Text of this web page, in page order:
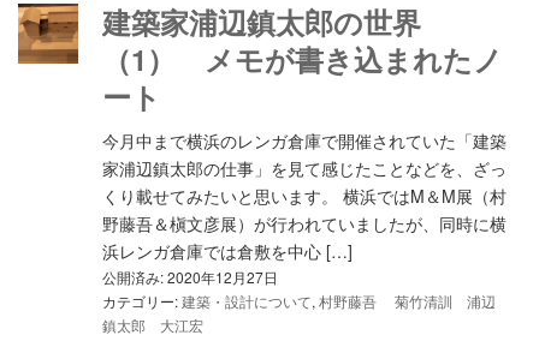
建築家浦辺鎮太郎の世界
（1） メモが書き込まれたノ
ート
今月中まで横浜のレンガ倉庫で開催されていた「建築
家浦辺鎮太郎の仕事」を見て感じたことなどを、ざっ
くり載せてみたいと思います。 横浜ではM＆M展（村
野藤吾＆槇文彦展）が行われていましたが、同時に横
浜レンガ倉庫では倉敷を中心 […]
公開済み: 2020年12月27日
カテゴリー:建築・設計について, 村野藤吾 菊竹清訓 浦辺
鎮太郎 大江宏